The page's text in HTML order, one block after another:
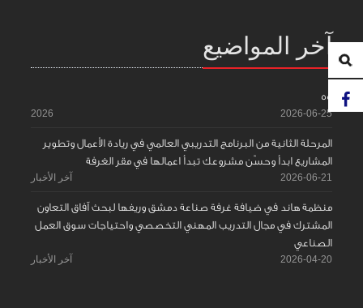
آخر المواضيع
55
2026-06-25
2026
المرحلة الثانية من البرنامج التدريبي العالمي في ريادة الأعمال وتطوير
المشاريع ابدأ وحسّن مشروعك تبدأ اعمالها في مقر الغرفة
2026-06-21 آخر الأخبار
منظمة هاند في ضيافة غرفة صناعة دمشق وريفها لبحث آفاق التعاون
المشترك في مجال التدريب المهني التخصصي واحتياجات سوق العمل
الصناعي
2026-04-20 آخر الأخبار